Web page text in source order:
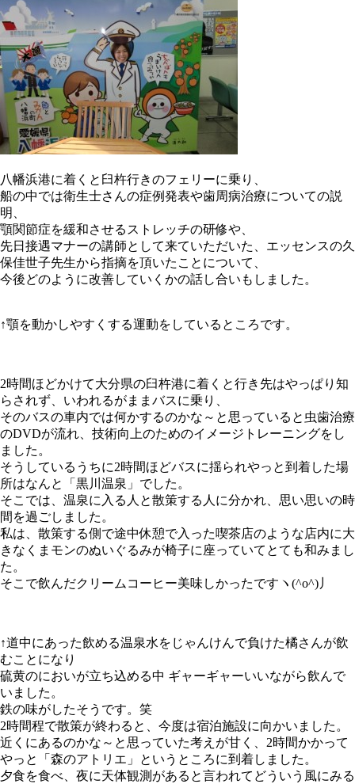
八幡浜港に着くと臼杵行きのフェリーに乗り、
船の中では衛生士さんの症例発表や歯周病治療についての説
明、
顎関節症を緩和させるストレッチの研修や、
先日接遇マナーの講師として来ていただいた、エッセンスの久
保佳世子先生から指摘を頂いたことについて、
今後どのように改善していくかの話し合いもしました。
↑顎を動かしやすくする運動をしているところです。
2時間ほどかけて大分県の臼杵港に着くと行き先はやっぱり知
らされず、いわれるがままバスに乗り、
そのバスの車内では何かするのかな～と思っていると虫歯治療
のDVDが流れ、技術向上のためのイメージトレーニングをし
ました。
そうしているうちに2時間ほどバスに揺られやっと到着した場
所はなんと「黒川温泉」でした。
そこでは、温泉に入る人と散策する人に分かれ、思い思いの時
間を過ごしました。
私は、散策する側で途中休憩で入った喫茶店のような店内に大
きなくまモンのぬいぐるみが椅子に座っていてとても和みまし
た。
そこで飲んだクリームコーヒー美味しかったですヽ(^o^)丿
↑道中にあった飲める温泉水をじゃんけんで負けた橘さんが飲
むことになり
硫黄のにおいが立ち込める中 ギャーギャーいいながら飲んで
いました。
鉄の味がしたそうです。笑
2時間程で散策が終わると、今度は宿泊施設に向かいました。
近くにあるのかな～と思っていた考えが甘く、 2時間かかって
やっと「森のアトリエ」というところに到着しました。
夕食を食べ、夜に天体観測があると言われてどういう風にみる